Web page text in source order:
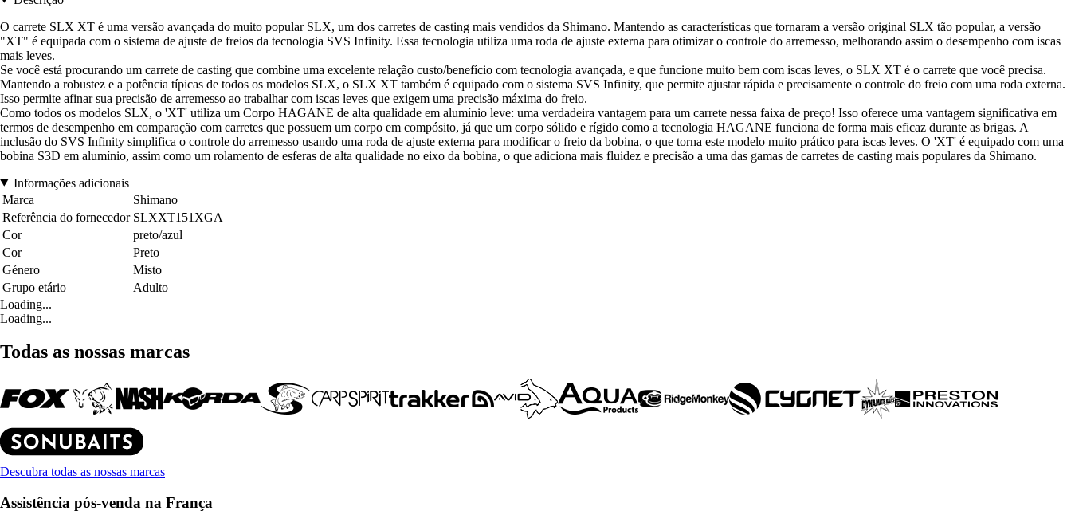
O carrete SLX XT é uma versão avançada do muito popular SLX, um dos carretes de casting mais vendidos da Shimano. Mantendo as características que tornaram a versão original SLX tão popular, a versão
"XT" é equipada com o sistema de ajuste de freios da tecnologia SVS Infinity. Essa tecnologia utiliza uma roda de ajuste externa para otimizar o controle do arremesso, melhorando assim o desempenho com iscas
mais leves.
Se você está procurando um carrete de casting que combine uma excelente relação custo/benefício com tecnologia avançada, e que funcione muito bem com iscas leves, o SLX XT é o carrete que você precisa.
Mantendo a robustez e a potência típicas de todos os modelos SLX, o SLX XT também é equipado com o sistema SVS Infinity, que permite ajustar rápida e precisamente o controle do freio com uma roda externa.
Isso permite afinar sua precisão de arremesso ao trabalhar com iscas leves que exigem uma precisão máxima do freio.
Como todos os modelos SLX, o 'XT' utiliza um Corpo HAGANE de alta qualidade em alumínio leve: uma verdadeira vantagem para um carrete nessa faixa de preço! Isso oferece uma vantagem significativa em
termos de desempenho em comparação com carretes que possuem um corpo em compósito, já que um corpo sólido e rígido como a tecnologia HAGANE funciona de forma mais eficaz durante as brigas. A
inclusão do SVS Infinity simplifica o controle do arremesso usando uma roda de ajuste externa para modificar o freio da bobina, o que torna este modelo muito prático para iscas leves. O 'XT' é equipado com uma
bobina S3D em alumínio, assim como um rolamento de esferas de alta qualidade no eixo da bobina, o que adiciona mais fluidez e precisão a uma das gamas de carretes de casting mais populares da Shimano.
Informações adicionais
Marca
Shimano
Referência do fornecedor SLXXT151XGA
Cor
preto/azul
Cor
Preto
Género
Misto
Grupo etário
Adulto
Loading...
Loading...
Todas as nossas marcas
Descubra todas as nossas marcas
Assistência pós-venda na França